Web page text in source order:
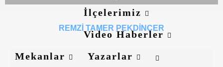
İlçelerimiz
Video Haberler
Mekanlar
Yazarlar
REMZI TAMER PEKDINÇER